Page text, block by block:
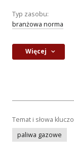
Typ zasobu:
branżowa norma
Więcej
Temat i słowa
paliwa gazowe